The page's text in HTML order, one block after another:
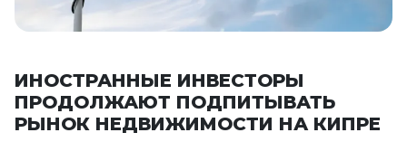
ИНОСТРАННЫЕ ИНВЕСТОРЫ
ПРОДОЛЖАЮТ ПОДПИТЫВАТЬ
РЫНОК НЕДВИЖИМОСТИ НА КИПРЕ